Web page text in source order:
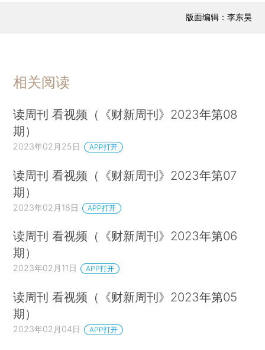
版面编辑：李东昊
相关阅读
读周刊 看视频（《财新周刊》2023年第08
期）
2023年02月25日 APP打开
读周刊 看视频（《财新周刊》2023年第07
期）
2023年02月18日 APP打开
读周刊 看视频（《财新周刊》2023年第06
期）
2023年02月11日 APP打开
读周刊 看视频（《财新周刊》2023年第05
期）
2023年02月04日 APP打开